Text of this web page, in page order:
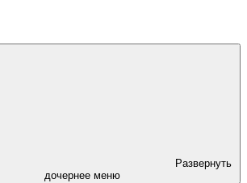
Развернуть
дочернее меню